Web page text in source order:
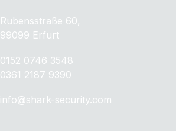
Rubensstraße 60,
99099 Erfurt
0152 0746 3548
0361 2187 9390
info@shark-security.com